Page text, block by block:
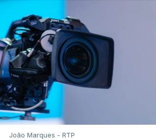
João Marques - RTP